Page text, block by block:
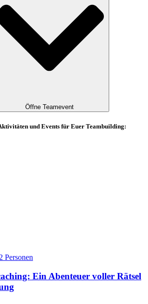
Öffne Teamevent
und Events für Euer Teambuilding:
Personen
Ein Abenteuer voller Rätsel